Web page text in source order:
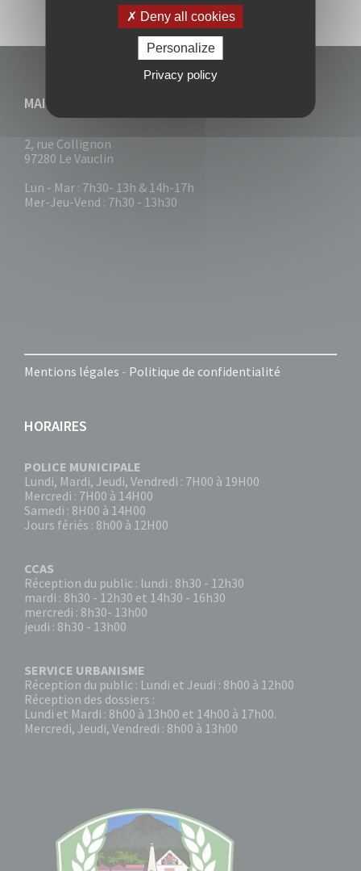
MAIRIE DU VAUCLIN
2, rue Collignon
97280 Le Vauclin
Lun - Mar : 7h30- 13h & 14h-17h
Mer-Jeu-Vend : 7h30 - 13h30
Mentions légales - Politique de confidentialité
HORAIRES
POLICE MUNICIPALE
Lundi, Mardi, Jeudi, Vendredi : 7H00 à 19H00
Mercredi : 7H00 à 14H00
Samedi : 8H00 à 14H00
Jours fériés : 8h00 à 12H00
CCAS
Réception du public : lundi : 8h30 - 12h30
mardi : 8h30 - 12h30 et 14h30 - 16h30
mercredi : 8h30- 13h00
jeudi : 8h30 - 13h00
SERVICE URBANISME
Réception du public : Lundi et Jeudi : 8h00 à 12h00
Réception des dossiers :
Lundi et Mardi : 8h00 à 13h00 et 14h00 à 17h00.
Mercredi, Jeudi, Vendredi : 8h00 à 13h00
Deny all cookies
Personalize
Privacy policy